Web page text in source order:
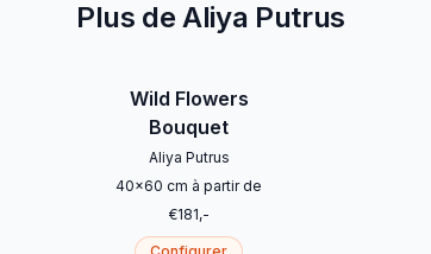
Plus de Aliya Putrus
Wild Flowers
Bouquet
Aliya Putrus
40x60 cm à partir de
€181,-